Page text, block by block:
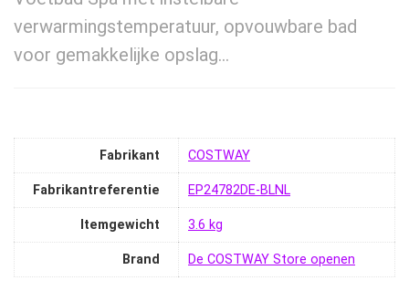
verwarmingstemperatuur, opvouwbare bad
voor gemakkelijke opslag…
Fabrikant ‎COSTWAY
Fabrikantreferentie ‎EP24782DE-BLNL
Itemgewicht ‎3.6 kg
Brand De COSTWAY Store openen